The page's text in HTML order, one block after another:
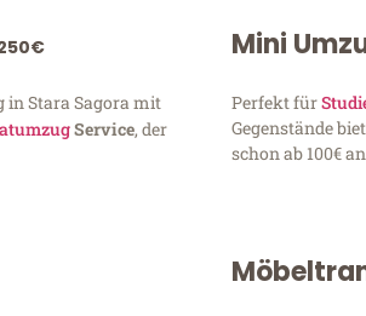
in Stara Sagora mit
Service, der
Mini
Perfekt für
Gegenstände
schon ab 100€